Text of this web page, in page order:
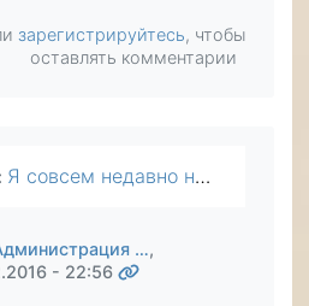
зарегистрируйтесь, чтобы
оставлять комментарии
: Я совсем недавно на вашем сайте, и если он действительно помогает - при любой возможности , помогу и Вам!
…,
- 22:56